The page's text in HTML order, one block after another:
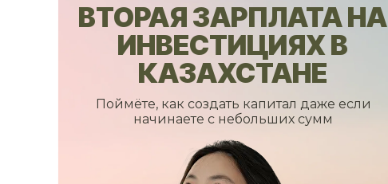
Поймёте, как создать капитал даже если
начинаете с небольших сумм
ВТОРАЯ ЗАРПЛАТА НА
ИНВЕСТИЦИЯХ В
КАЗАХСТАНЕ